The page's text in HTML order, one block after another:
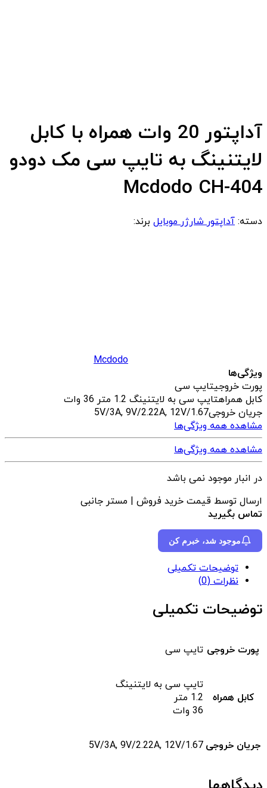
آداپتور 20 وات همراه با کابل
لایتنینگ به تایپ سی مک دودو
Mcdodo CH-404
دسته: آداپتور شارژر موبایل برند:
Mcdodo
ویژگی‌ها
پورت خروجیتایپ سی
کابل همراهتایپ سی به لایتنینگ 1.2 متر 36 وات
جریان خروجی5V/3A, 9V/2.22A, 12V/1.67
مشاهده همه ویژگی‌ها
مشاهده همه ویژگی‌ها
در انبار موجود نمی باشد
ارسال توسط قیمت خرید فروش | مستر جانبی
تماس بگیرید
موجود شد، خبرم کن
توضیحات تکمیلی
نظرات (0)
توضیحات تکمیلی
پورت خروجی تایپ سی
کابل همراه
تایپ سی به لایتنینگ
1.2 متر
36 وات
جریان خروجی 5V/3A, 9V/2.22A, 12V/1.67